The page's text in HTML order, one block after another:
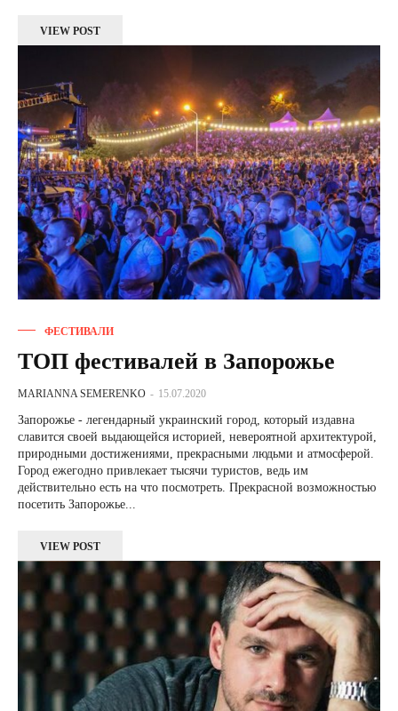
VIEW POST
ФЕСТИВАЛИ
ТОП фестивалей в Запорожье
MARIANNA SEMERENKO - 15.07.2020
Запорожье - легендарный украинский город, который издавна
славится своей выдающейся историей, невероятной архитектурой,
природными достижениями, прекрасными людьми и атмосферой.
Город ежегодно привлекает тысячи туристов, ведь им
действительно есть на что посмотреть. Прекрасной возможностью
посетить Запорожье...
VIEW POST